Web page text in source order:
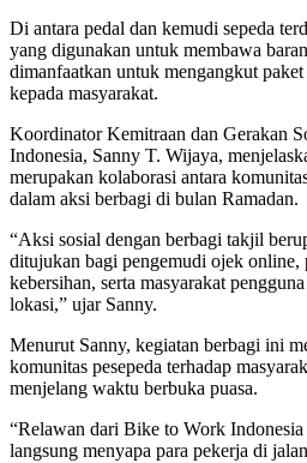
Di antara pedal dan kemudi sepeda
yang digunakan untuk membawa
dimanfaatkan untuk mengangkut
kepada masyarakat.
Koordinator Kemitraan dan Gerakan
Indonesia, Sanny T. Wijaya,
merupakan kolaborasi antara
dalam aksi berbagi di bulan Ramadan.
“Aksi sosial dengan berbagi takjil
ditujukan bagi pengemudi ojek
kebersihan, serta masyarakat
lokasi,” ujar Sanny.
Menurut Sanny, kegiatan berbagi ini
komunitas pesepeda terhadap
menjelang waktu berbuka puasa.
“Relawan dari Bike to Work
langsung menyapa para pekerja di